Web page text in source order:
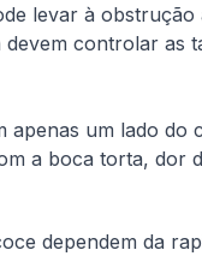
levar à obstrução
devem controlar as
apenas um lado
a boca torta, dor
dependem da